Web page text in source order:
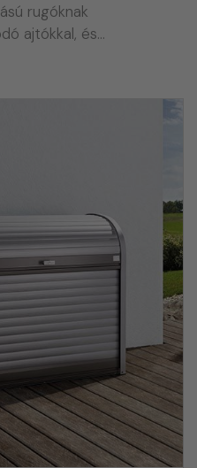
rugóknak
ajtókkal, és…